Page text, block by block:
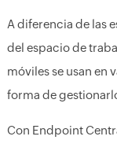
A diferencia de las
del espacio de
móviles se usan en
forma de
Con Endpoint